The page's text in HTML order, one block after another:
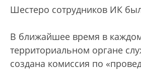
Шестеро сотрудников ИК
В ближайшее время в
территориальном органе
создана комиссия по